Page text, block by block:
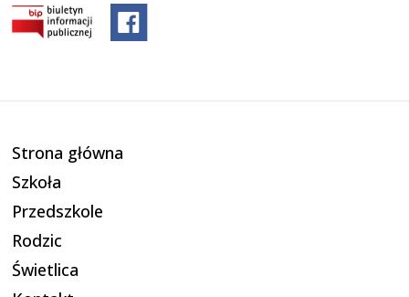
Strona główna
Szkoła
Przedszkole
Rodzic
Świetlica